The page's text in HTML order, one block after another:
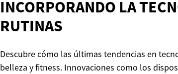
INCORPORANDO LA
RUTINAS
Descubre cómo las últimas tendencias en
belleza y fitness. Innovaciones como los